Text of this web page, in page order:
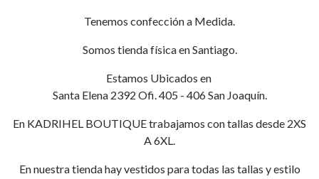
Tenemos confección a Medida.
Somos tienda física en Santiago.
Estamos Ubicados en
Santa Elena 2392 Ofi. 405 - 406 San Joaquín.
En KADRIHEL BOUTIQUE trabajamos con tallas desde 2XS
A 6XL.
En nuestra tienda hay vestidos para todas las tallas y estilo